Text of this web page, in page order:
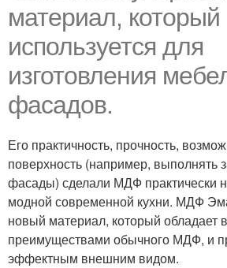
материал, который
используется для
изготовления
фасадов.
Его практичность, прочность,
поверхность (например, выполнять
фасады) сделали МДФ практически
модной современной кухни. МДФ
новый материал, который обладает
преимуществами обычного МДФ, и
эффектным внешним видом.